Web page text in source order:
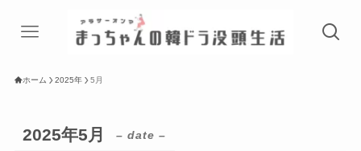
ホーム 2025年 5月
2025年5月 – date –